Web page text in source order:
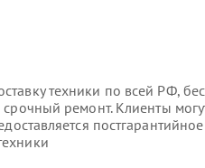
техники по всей РФ,
ремонт. Клиенты
постгарантийное